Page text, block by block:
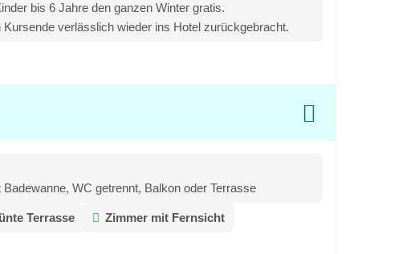
bis 6 Jahre den ganzen Winter gratis.
verlässlich wieder ins Hotel zurückgebracht.
WC getrennt, Balkon oder Terrasse
Terrasse Zimmer mit Fernsicht